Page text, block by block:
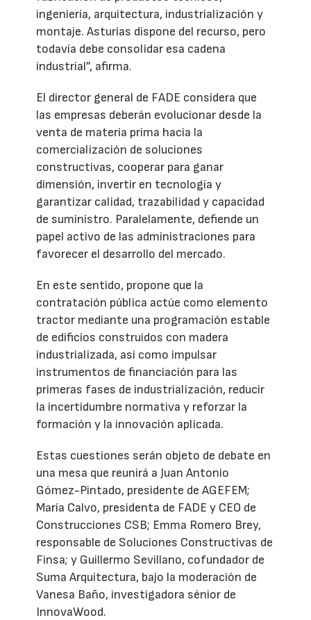
ingeniería, arquitectura, industrialización y
montaje. Asturias dispone del recurso, pero
todavía debe consolidar esa cadena
industrial”, afirma.
El director general de FADE considera que
las empresas deberán evolucionar desde la
venta de materia prima hacia la
comercialización de soluciones
constructivas, cooperar para ganar
dimensión, invertir en tecnología y
garantizar calidad, trazabilidad y capacidad
de suministro. Paralelamente, defiende un
papel activo de las administraciones para
favorecer el desarrollo del mercado.
En este sentido, propone que la
contratación pública actúe como elemento
tractor mediante una programación estable
de edificios construidos con madera
industrializada, así como impulsar
instrumentos de financiación para las
primeras fases de industrialización, reducir
la incertidumbre normativa y reforzar la
formación y la innovación aplicada.
Estas cuestiones serán objeto de debate en
una mesa que reunirá a Juan Antonio
Gómez-Pintado, presidente de AGEFEM;
María Calvo, presidenta de FADE y CEO de
Construcciones CSB; Emma Romero Brey,
responsable de Soluciones Constructivas de
Finsa; y Guillermo Sevillano, cofundador de
Suma Arquitectura, bajo la moderación de
Vanesa Baño, investigadora sénior de
InnovaWood.